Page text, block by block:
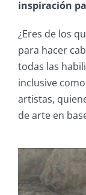
inspiración
¿Eres de los
para hacer
todas las
inclusive
artistas,
de arte en